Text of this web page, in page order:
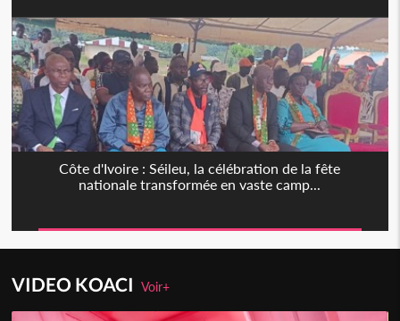
Côte d'Ivoire : Séileu, la célébration de la fête
nationale transformée en vaste camp...
VIDEO KOACIVoir+